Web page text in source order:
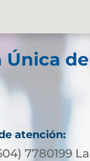
Única
atención:
7780199 La